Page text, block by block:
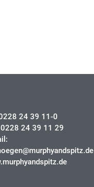
24 39 11-0
0228 24 39 11 29